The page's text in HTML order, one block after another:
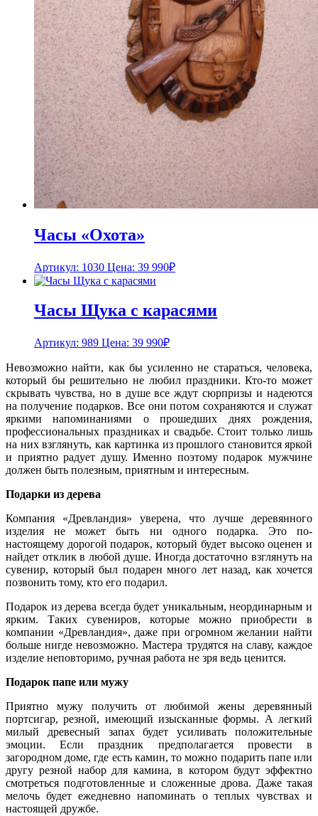
Часы «Охота»
Артикул: 1030 Цена: 39 990₽
Часы Щука с карасями
Артикул: 989 Цена: 39 990₽
Невозможно найти, как бы усиленно не стараться, человека,
который бы решительно не любил праздники. Кто-то может
скрывать чувства, но в душе все ждут сюрпризы и надеются
на получение подарков. Все они потом сохраняются и служат
яркими напоминаниями о прошедших днях рождения,
профессиональных праздниках и свадьбе. Стоит только лишь
на них взглянуть, как картинка из прошлого становится яркой
и приятно радует душу. Именно поэтому подарок мужчине
должен быть полезным, приятным и интересным.
Подарки из дерева
Компания «Древландия» уверена, что лучше деревянного
изделия не может быть ни одного подарка. Это по-
настоящему дорогой подарок, который будет высоко оценен и
найдет отклик в любой душе. Иногда достаточно взглянуть на
сувенир, который был подарен много лет назад, как хочется
позвонить тому, кто его подарил.
Подарок из дерева всегда будет уникальным, неординарным и
ярким. Таких сувениров, которые можно приобрести в
компании «Древландия», даже при огромном желании найти
больше нигде невозможно. Мастера трудятся на славу, каждое
изделие неповторимо, ручная работа не зря ведь ценится.
Подарок папе или мужу
Приятно мужу получить от любимой жены деревянный
портсигар, резной, имеющий изысканные формы. А легкий
милый древесный запах будет усиливать положительные
эмоции. Если праздник предполагается провести в
загородном доме, где есть камин, то можно подарить папе или
другу резной набор для камина, в котором будут эффектно
смотреться подготовленные и сложенные дрова. Даже такая
мелочь будет ежедневно напоминать о теплых чувствах и
настоящей дружбе.